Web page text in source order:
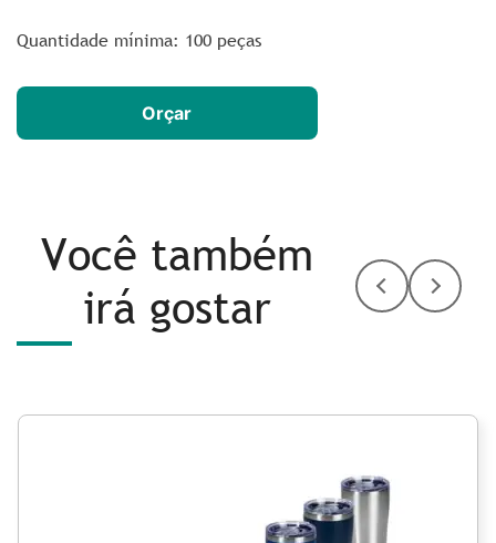
Quantidade mínima: 100 peças
Orçar
Você também
irá gostar